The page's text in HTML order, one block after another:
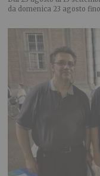
da domenica 23 agosto